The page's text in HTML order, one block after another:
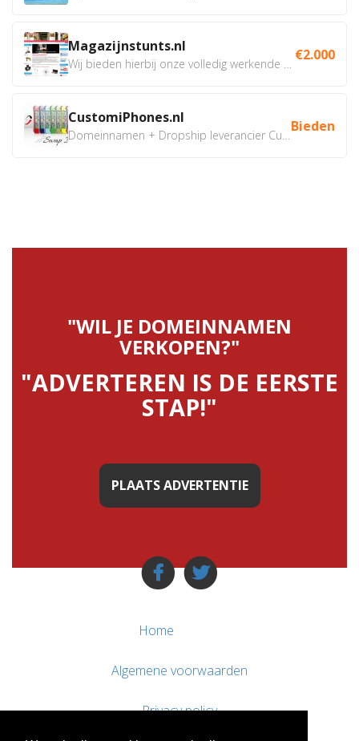
Magazijnstunts.nl €2.000
CustomiPhones.nl Bieden
"WIL JE DOMEINNAMEN
VERKOPEN?"
"ADVERTEREN IS DE EERSTE
STAP!"
PLAATS ADVERTENTIE
Home
Algemene voorwaarden
Privacy policy